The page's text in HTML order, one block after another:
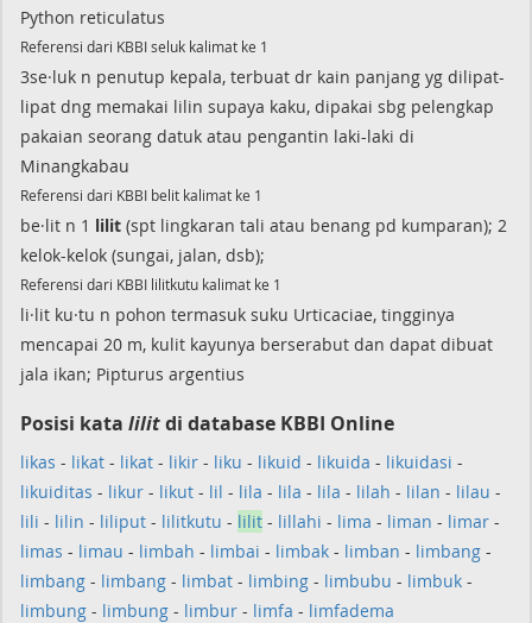
Python reticulatus
Referensi dari KBBI seluk kalimat ke 1
3se·luk n penutup kepala, terbuat dr kain panjang yg dilipat-
lipat dng memakai lilin supaya kaku, dipakai sbg pelengkap
pakaian seorang datuk atau pengantin laki-laki di
Minangkabau
Referensi dari KBBI belit kalimat ke 1
be·lit n 1 lilit (spt lingkaran tali atau benang pd kumparan); 2
kelok-kelok (sungai, jalan, dsb);
Referensi dari KBBI lilitkutu kalimat ke 1
li·lit ku·tu n pohon termasuk suku Urticaciae, tingginya
mencapai 20 m, kulit kayunya berserabut dan dapat dibuat
jala ikan; Pipturus argentius
Posisi kata lilitdi database KBBI Online
likas - likat - likat - likir - liku - likuid - likuida - likuidasi -
likuiditas - likur - likut - lil - lila - lila - lila - lilah - lilan - lilau -
lili - lilin - liliput - lilitkutu - lilit - lillahi - lima - liman - limar -
limas - limau - limbah - limbai - limbak - limban - limbang -
limbang - limbang - limbat - limbing - limbubu - limbuk -
limbung - limbung - limbur - limfa - limfadema